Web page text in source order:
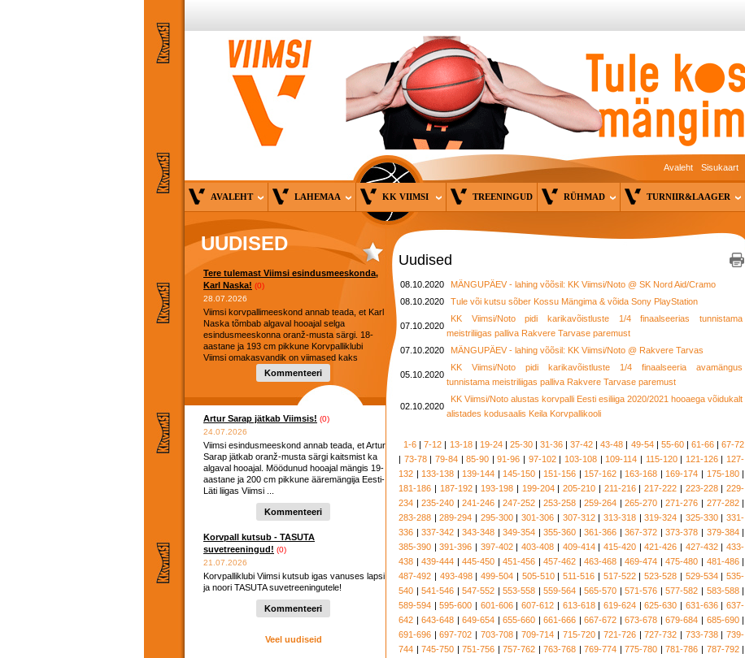
Avaleht Sisukaart
AVALEHT LAHEMAA KK VIIMSI TREENINGUD RÜHMAD TURNIIR&LAAGER
UUDISED
Tere tulemast Viimsi esindusmeeskonda,
Karl Naska! (0)
28.07.2026
Viimsi korvpallimeeskond annab teada, et Karl
Naska tõmbab algaval hooajal selga
esindusmeeskonna oranž-musta särgi. 18-
aastane ja 193 cm pikkune Korvpalliklubi
Viimsi omakasvandik on viimased kaks
Kommenteeri
Artur Sarap jätkab Viimsis! (0)
24.07.2026
Viimsi esindusmeeskond annab teada, et Artur
Sarap jätkab oranž-musta särgi kaitsmist ka
algaval hooajal. Möödunud hooajal mängis 19-
aastane ja 200 cm pikkune ääremängija Eesti-
Läti liigas Viimsi ...
Kommenteeri
Korvpall kutsub - TASUTA
suvetreeningud! (0)
21.07.2026
Korvpalliklubi Viimsi kutsub igas vanuses lapsi
ja noori TASUTA suvetreeningutele!
Kommenteeri
Veel uudiseid
Uudised
08.10.2020
MÄNGUPÄEV - lahing võõsil: KK Viimsi/Noto @ SK Nord Aid/Cramo
08.10.2020
Tule või kutsu sõber Kossu Mängima & võida Sony PlayStation
07.10.2020
KK Viimsi/Noto pidi karikavõistluste 1/4 finaalseerias tunnistama
meistriliigas palliva Rakvere Tarvase paremust
07.10.2020
MÄNGUPÄEV - lahing võõsil: KK Viimsi/Noto @ Rakvere Tarvas
05.10.2020
KK Viimsi/Noto pidi karikavõistluste 1/4 finaalseeria avamängus
tunnistama meistriliigas palliva Rakvere Tarvase paremust
02.10.2020
KK Viimsi/Noto alustas korvpalli Eesti esiliiga 2020/2021 hooaega võidukalt
alistades kodusaalis Keila Korvpallikooli
1-6 |7-12 | 13-18| 19-24| 25-30|31-36 |37-42 |43-48 | 49-54| 55-60| 61-66|67-72
| 73-78| 79-84|85-90 |91-96 | 97-102| 103-108| 109-114 | 115-120| 121-126| 127-
132 | 133-138 | 139-144 | 145-150 | 151-156 | 157-162 | 163-168 | 169-174 | 175-180|
181-186 | 187-192| 193-198 | 199-204| 205-210 | 211-216| 217-222 | 223-228| 229-
234 |235-240 |241-246 |247-252 |253-258 |259-264 |265-270 |271-276 | 277-282|
283-288 |289-294 | 295-300|301-306 | 307-312| 313-318|319-324 | 325-330| 331-
336 |337-342 |343-348 |349-354 |355-360 |361-366 |367-372 |373-378 | 379-384|
385-390 |391-396 | 397-402|403-408 | 409-414| 415-420|421-426 | 427-432| 433-
438 |439-444 |445-450 |451-456 |457-462 |463-468 |469-474 |475-480 | 481-486|
487-492 | 493-498| 499-504 | 505-510| 511-516 | 517-522| 523-528 | 529-534| 535-
540 |541-546 |547-552 |553-558 |559-564 |565-570 |571-576 |577-582 | 583-588|
589-594 |595-600 | 601-606|607-612 | 613-618| 619-624|625-630 | 631-636| 637-
642 |643-648 |649-654 |655-660 |661-666 |667-672 |673-678 |679-684 | 685-690|
691-696 |697-702 | 703-708|709-714 | 715-720| 721-726|727-732 | 733-738| 739-
744 |745-750 |751-756 |757-762 |763-768 |769-774 |775-780 |781-786 | 787-792|